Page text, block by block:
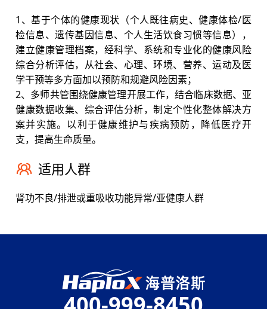
1、基于个体的健康现状（个人既往病史、健康体检/医
检信息、遗传基因信息、个人生活饮食习惯等信息），
建立健康管理档案，经科学、系统和专业化的健康风险
综合分析评估，从社会、心理、环境、营养、运动及医
学干预等多方面加以预防和规避风险因素；
2、多师共管围绕健康管理开展工作，结合临床数据、亚
健康数据收集、综合评估分析，制定个性化整体解决方
案并实施。以利于健康维护与疾病预防，降低医疗开
支，提高生命质量。
适用人群
肾功不良/排泄或重吸收功能异常/亚健康人群